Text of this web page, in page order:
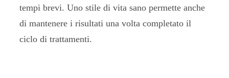
tempi brevi. Uno stile di vita sano permette anche
di mantenere i risultati una volta completato il
ciclo di trattamenti.